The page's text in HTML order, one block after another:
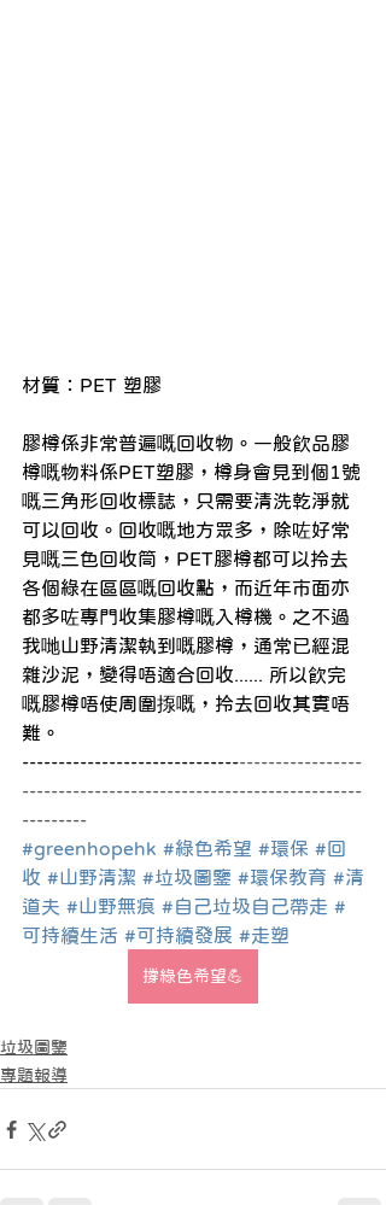
材質：PET 塑膠
膠樽係非常普遍嘅回收物。一般飲品膠
樽嘅物料係PET塑膠，樽身會見到個1號
嘅三角形回收標誌，只需要清洗乾淨就
可以回收。回收嘅地方眾多，除咗好常
見嘅三色回收筒，PET膠樽都可以拎去
各個綠在區區嘅回收點，而近年市面亦
都多咗專門收集膠樽嘅入樽機。之不過
我哋山野清潔執到嘅膠樽，通常已經混
雜沙泥，變得唔適合回收...... 所以飲完
嘅膠樽唔使周圍揼嘅，拎去回收其實唔
難。
-----------------------------------------------
-----------------------------------------------
---------
#greenhopehk #綠色希望 #環保 #回
收 #山野清潔 #垃圾圖鑒 #環保教育 #清
道夫 #山野無痕 #自己垃圾自己帶走 #
可持續生活 #可持續發展 #走塑
撐綠色希望💪
垃圾圖鑒
專題報導